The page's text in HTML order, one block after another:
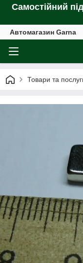
Самостійний
Автомагазин Garna
Товари та